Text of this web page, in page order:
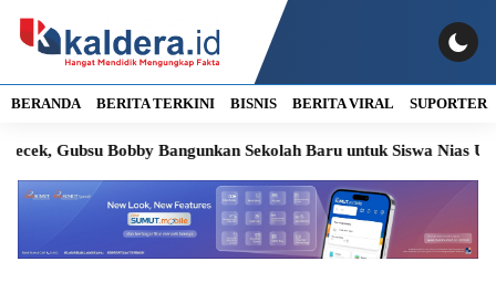
BERANDA BERITA TERKINI BISNIS BERITA VIRAL SUPORTER
Gubsu Bobby Bangunkan Sekolah Baru untuk Siswa Nias Utara